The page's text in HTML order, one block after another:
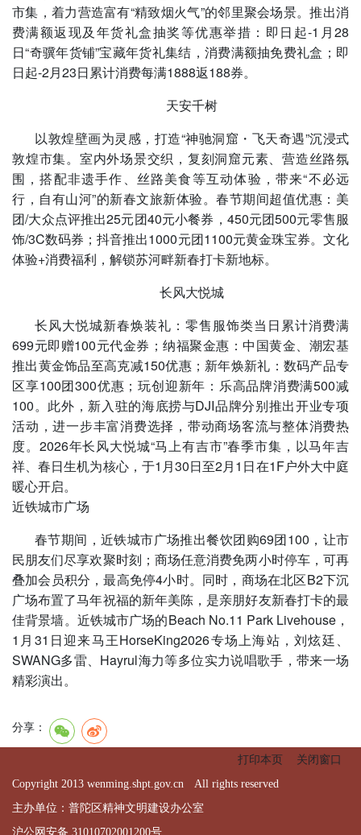
市集，着力营造富有“精致烟火气”的邻里聚会场景。推出消
费满额返现及年货礼盒抽奖等优惠举措：即日起-1月28
日“奇骥年货铺”宝藏年货礼集结，消费满额抽免费礼盒；即
日起-2月23日累计消费每满1888返188券。
天安千树
以敦煌壁画为灵感，打造“神驰洞窟・飞天奇遇”沉浸式
敦煌市集。室内外场景交织，复刻洞窟元素、营造丝路氛
围，搭配非遗手作、丝路美食等互动体验，带来“不必远
行，自有山河”的新春文旅新体验。春节期间超值优惠：美
团/大众点评推出25元团40元小餐券，450元团500元零售服
饰/3C数码券；抖音推出1000元团1100元黄金珠宝券。文化
体验+消费福利，解锁苏河畔新春打卡新地标。
长风大悦城
长风大悦城新春焕装礼：零售服饰类当日累计消费满
699元即赠100元代金券；纳福聚金惠：中国黄金、潮宏基
推出黄金饰品至高克减150优惠；新年焕新礼：数码产品专
区享100团300优惠；玩创迎新年：乐高品牌消费满500减
100。此外，新入驻的海底捞与DJI品牌分别推出开业专项
活动，进一步丰富消费选择，带动商场客流与整体消费热
度。2026年长风大悦城“马上有吉市”春季市集，以马年吉
祥、春日生机为核心，于1月30日至2月1日在1F户外大中庭
暖心开启。
近铁城市广场
春节期间，近铁城市广场推出餐饮团购69团100，让市
民朋友们尽享欢聚时刻；商场任意消费免两小时停车，可再
叠加会员积分，最高免停4小时。同时，商场在北区B2下沉
广场布置了马年祝福的新年美陈，是亲朋好友新春打卡的最
佳背景墙。近铁城市广场的Beach No.11 Park Livehouse，
1月31日迎来马王HorseKing2026专场上海站，刘炫廷、
SWANG多雷、Hayrul海力等多位实力说唱歌手，带来一场
精彩演出。
分享：
打印本页
关闭窗口
Copyright 2013 wenming.shpt.gov.cn All rights reserved
主办单位：普陀区精神文明建设办公室
沪公网安备 31010702001200号